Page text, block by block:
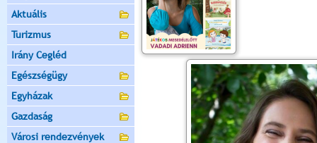
Aktuális
Turizmus
Irány Cegléd
Egészségügy
Egyházak
Gazdaság
Városi rendezvények